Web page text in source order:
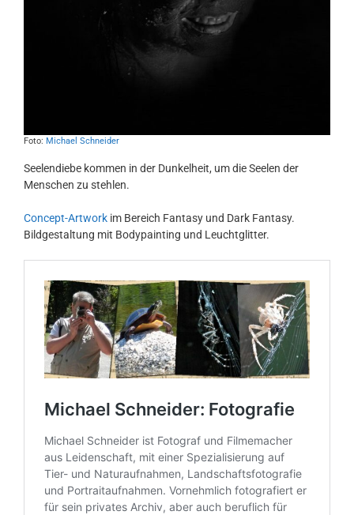
Foto: Michael Schneider
Seelendiebe kommen in der Dunkelheit, um die Seelen der
Menschen zu stehlen.
Concept-Artwork im Bereich Fantasy und Dark Fantasy.
Bildgestaltung mit Bodypainting und Leuchtglitter.